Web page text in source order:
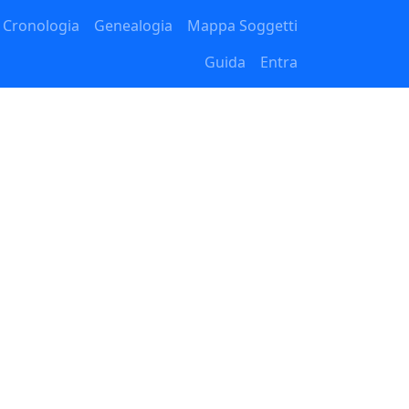
Cronologia Genealogia
Mappa Soggetti
Guida
Entra